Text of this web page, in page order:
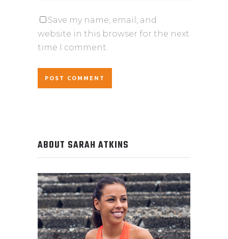
Save my name, email, and
website in this browser for the next
time I comment.
ABOUT SARAH ATKINS